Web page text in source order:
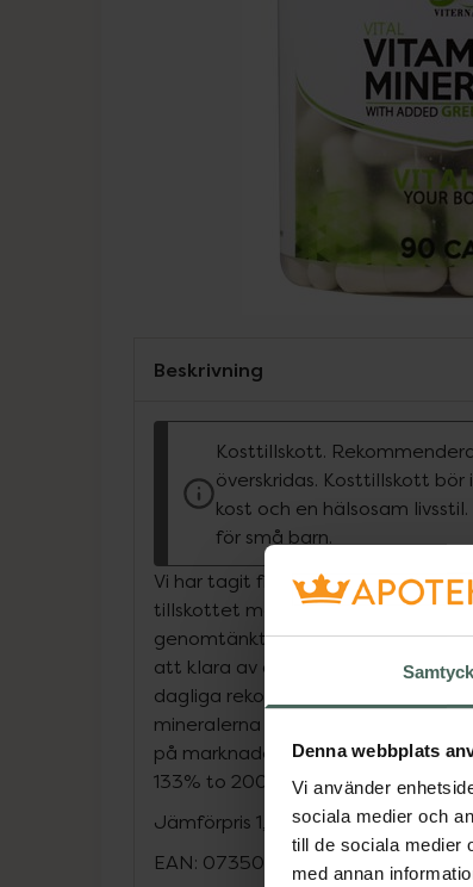
Denna webbplats
Vi använder
sociala medier och
till de sociala medier
med annan
Beskrivning
Kosttillskott.
överskridas. Kosttillskott
kost och en hälsosam
för små barn.
Vi har tagit fram den mest
tillskottet med tillsatt Greens och
genomtänkt och välbalanserad
att klara av den tuffaste
dagliga rekommenderade intag av
mineralerna så är denna produkt
på marknaden. - 13 vitaminer- 8
133% to 200% of RDI
Jämförpris 1,99 kr/st
EAN: 07350109810066